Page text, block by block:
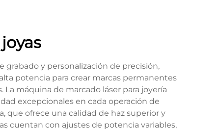
grabado y personalización de precisión,
potencia para crear marcas permanentes
máquina de marcado láser para joyería
excepcionales en cada operación de
que ofrece una calidad de haz superior y
cuentan con ajustes de potencia variables,